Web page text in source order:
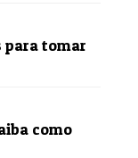
tomar
como